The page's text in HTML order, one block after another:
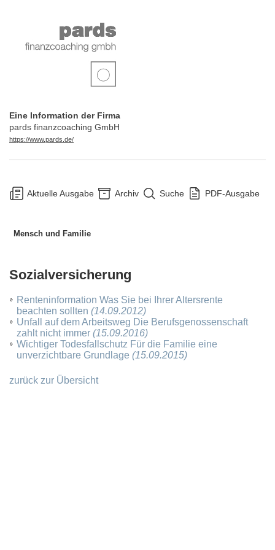
Eine Information der Firma
pards finanzcoaching GmbH
https://www.pards.de/
Aktuelle Ausgabe Archiv Suche PDF-Ausgabe
Mensch und Familie
Sozialversicherung
Renteninformation Was Sie bei Ihrer Altersrente
beachten sollten (14.09.2012)
Unfall auf dem Arbeitsweg Die Berufsgenossenschaft
zahlt nicht immer (15.09.2016)
Wichtiger Todesfallschutz Für die Familie eine
unverzichtbare Grundlage (15.09.2015)
zurück zur Übersicht